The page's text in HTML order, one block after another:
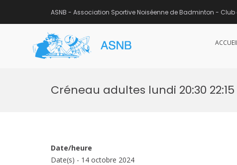
ASNB - Association Sportive Noiséenne de Badminton -
Créneau adultes lundi 20:30
Date/heure
Date(s) - 14 octobre 2024